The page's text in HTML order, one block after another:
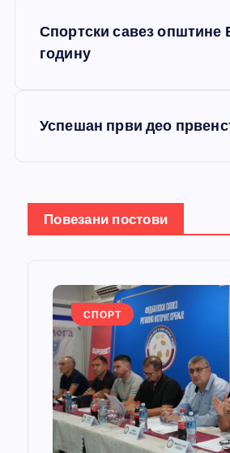
а
њ
Спортски савез општине
годину
Успешан први део
Повезани постови
СПОРТ